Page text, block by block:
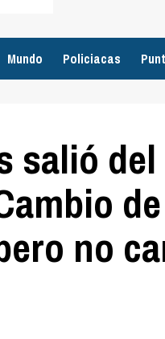
Mundo Policiacas
salió del
no